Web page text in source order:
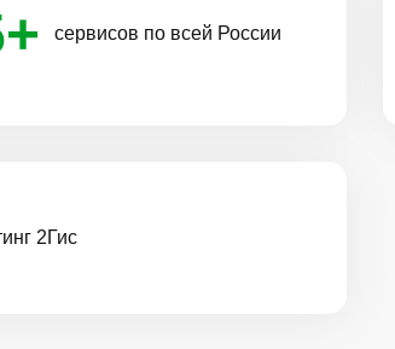
сервисов по всей России